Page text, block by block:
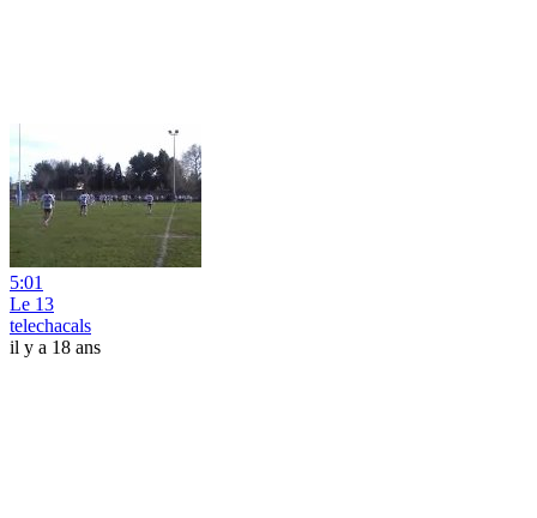
5:01
Le 13
telechacals
il y a 18 ans